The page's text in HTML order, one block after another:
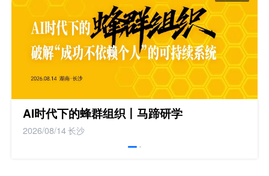
AI时代下的蜂群组织丨马蹄研学
2026/08/14长沙